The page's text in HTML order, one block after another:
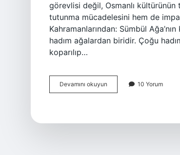
görevlisi değil, Osmanlı kültürünün
tutunma mücadelesini hem de
Kahramanlarından: Sümbül
hadım ağalardan biridir. Çoğu
koparılıp…
Devamını okuyun
Sümbül
10 Yorum